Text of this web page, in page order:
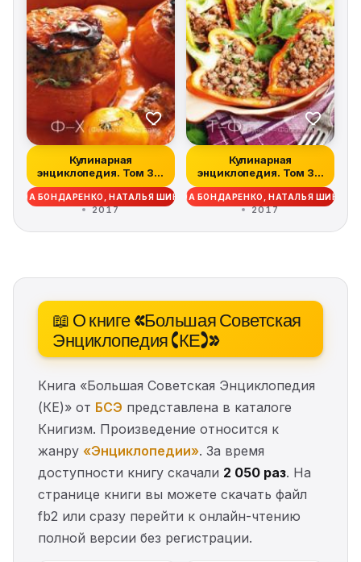
Кулинарная
энциклопедия. Том 38.
Ф – Х (Финокки –...
БОНДАРЕНКО, НАТАЛЬЯ ШИНКАРЁВА
2017
Кулинарная
энциклопедия. Том 37.
Т – Ф (Тунец – Фа...
НАДЕЖДА БОНДАРЕНКО, НАТАЛЬЯ
2017
📖 О книге «Большая Советская
Энциклопедия (КЕ)»
Книга «Большая Советская Энциклопедия
(КЕ)» от БСЭ представлена в каталоге
Книгизм. Произведение относится к
жанру «Энциклопедии». За время
доступности книгу скачали 2 050 раз. На
странице книги вы можете скачать файл
fb2 или сразу перейти к онлайн-чтению
полной версии без регистрации.